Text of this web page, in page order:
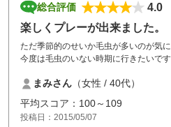
総合評価
4.0
楽しくプレーが出来ました。
ただ季節的のせいか毛虫が多いのが気に
今度は毛虫のいない時期に行きたいです
まみさん （女性 / 40代）
平均スコア：100～109
投稿日：2015/05/07